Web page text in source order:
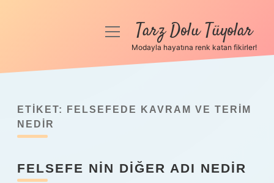
Anasayfa
Yasal Uyarı
menüyüTarz Dolu Tüyolar
Modayla hayatına renk katan fikirler!
ETIKET:
FELSEFEDE KAVRAM VE TERIM
NEDIR
FELSEFE NIN DIĞER ADI NEDIR